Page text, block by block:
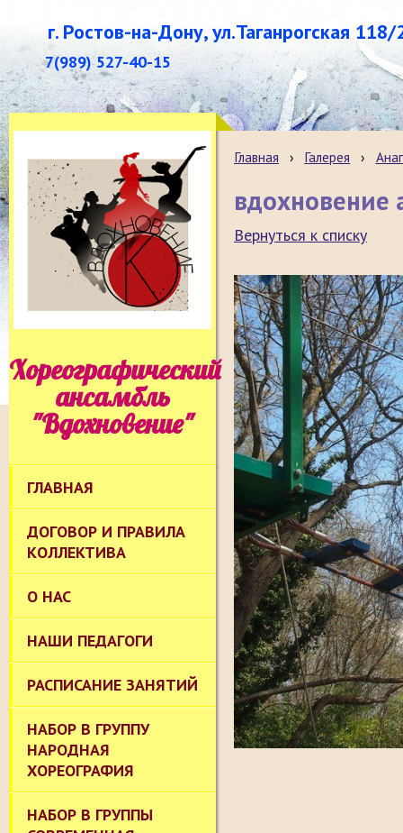
г. Ростов-на-Дону, ул.Таганрогская 118/
7(989) 527-40-15
Хореографический
ансамбль
"Вдохновение"
ГЛАВНАЯ
ДОГОВОР И ПРАВИЛА
КОЛЛЕКТИВА
О НАС
НАШИ ПЕДАГОГИ
РАСПИСАНИЕ ЗАНЯТИЙ
НАБОР В ГРУППУ
НАРОДНАЯ
ХОРЕОГРАФИЯ
НАБОР В ГРУППЫ
Главная › Галерея ›
вдохновение
Вернуться к списку